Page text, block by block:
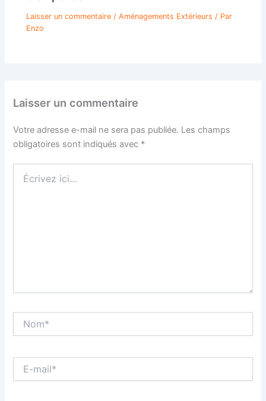
Laisser un commentaire /Aménagements Extérieurs / Par
Enzo
Laisser un commentaire
Votre adresse e-mail ne sera pas publiée. Les champs
obligatoires sont indiqués avec *
ici…
mail*